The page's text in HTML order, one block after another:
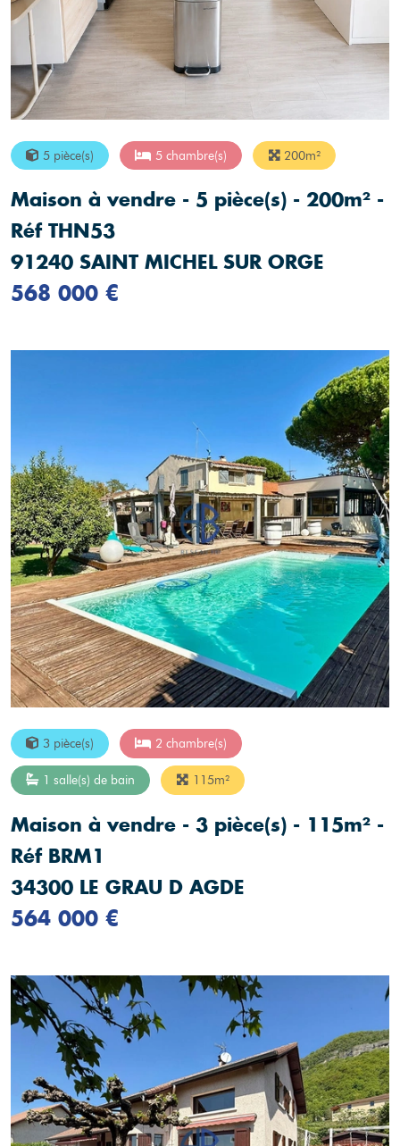
5 pièce(s) 5 chambre(s) 200m²
Maison à vendre - 5 pièce(s) - 200m² -
Réf THN53
91240 SAINT MICHEL SUR ORGE
568 000 €
3 pièce(s) 2 chambre(s)
1 salle(s) de bain 115m²
Maison à vendre - 3 pièce(s) - 115m² -
Réf BRM1
34300 LE GRAU D AGDE
564 000 €